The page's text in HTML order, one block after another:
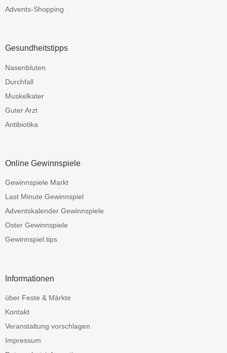
Advents-Shopping
Gesundheitstipps
Nasenbluten
Durchfall
Muskelkater
Guter Arzt
Antibiotika
Online Gewinnspiele
Gewinnspiele Markt
Last Minute Gewinnspiel
Adventskalender Gewinnspiele
Oster Gewinnspiele
Gewinnspiel.tips
Informationen
über Feste & Märkte
Kontakt
Veranstaltung vorschlagen
Impressum